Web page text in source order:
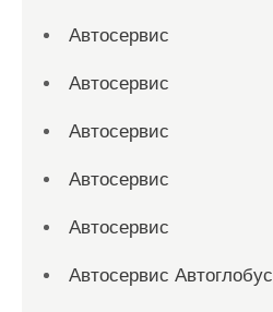
Автосервис
Автосервис
Автосервис
Автосервис
Автосервис
Автосервис Автоглобус